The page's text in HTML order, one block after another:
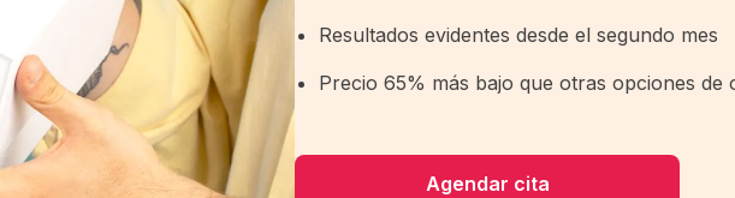
Resultados evidentes desde el segundo mes
Precio 65% más bajo que otras opciones de
Agendar cita